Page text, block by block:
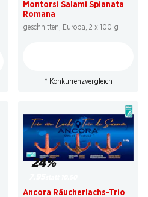
Montorsi Salami Spianata
Romana
geschnitten, Europa, 2 x 100 g
* Konkurrenzvergleich
24%
Ancora Räucherlachs-Trio